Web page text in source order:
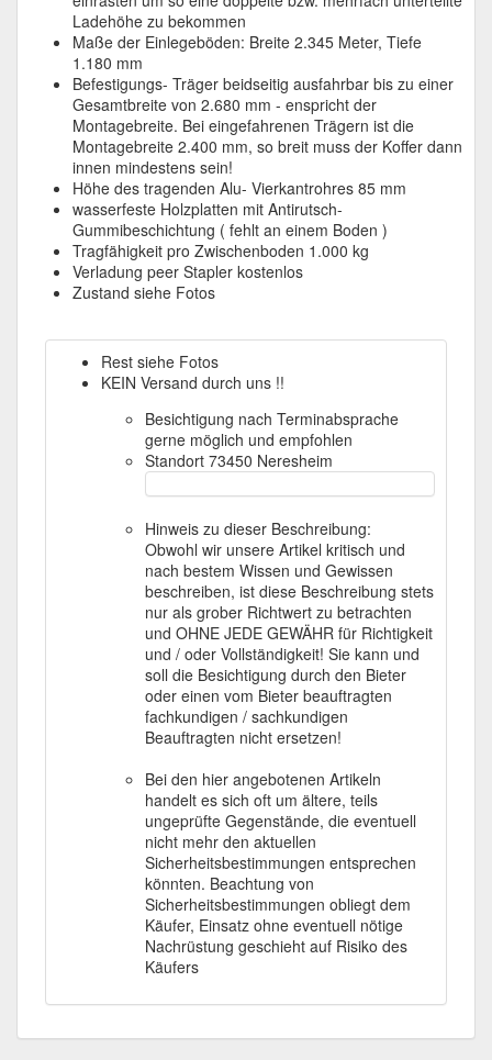
Ladehöhe zu bekommen
Maße der Einlegeböden: Breite 2.345 Meter, Tiefe
1.180 mm
Befestigungs- Träger beidseitig ausfahrbar bis zu einer
Gesamtbreite von 2.680 mm - enspricht der
Montagebreite. Bei eingefahrenen Trägern ist die
Montagebreite 2.400 mm, so breit muss der Koffer dann
innen mindestens sein!
Höhe des tragenden Alu- Vierkantrohres 85 mm
wasserfeste Holzplatten mit Antirutsch-
Gummibeschichtung ( fehlt an einem Boden )
Tragfähigkeit pro Zwischenboden 1.000 kg
Verladung peer Stapler kostenlos
Zustand siehe Fotos
Rest siehe Fotos
KEIN Versand durch uns !!
Besichtigung nach Terminabsprache
gerne möglich und empfohlen
Standort 73450 Neresheim
Hinweis zu dieser Beschreibung:
Obwohl wir unsere Artikel kritisch und
nach bestem Wissen und Gewissen
beschreiben, ist diese Beschreibung stets
nur als grober Richtwert zu betrachten
und OHNE JEDE GEWÄHR für Richtigkeit
und / oder Vollständigkeit! Sie kann und
soll die Besichtigung durch den Bieter
oder einen vom Bieter beauftragten
fachkundigen / sachkundigen
Beauftragten nicht ersetzen!
Bei den hier angebotenen Artikeln
handelt es sich oft um ältere, teils
ungeprüfte Gegenstände, die eventuell
nicht mehr den aktuellen
Sicherheitsbestimmungen entsprechen
könnten. Beachtung von
Sicherheitsbestimmungen obliegt dem
Käufer, Einsatz ohne eventuell nötige
Nachrüstung geschieht auf Risiko des
Käufers